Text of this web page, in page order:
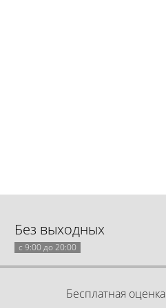
Без выходных
с 9:00 до 20:00
Бесплатная оценка